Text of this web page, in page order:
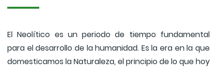
El Neolítico es un periodo de tiempo fundamental
para el desarrollo de la humanidad. Es la era en la que
domesticamos la Naturaleza, el principio de lo que hoy